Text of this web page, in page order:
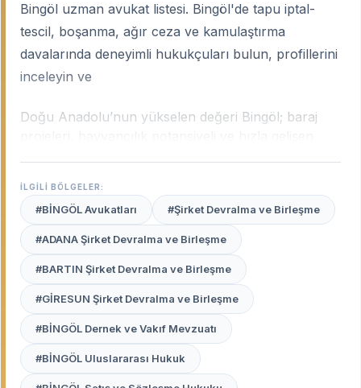
Bingöl uzman avukat listesi. Bingöl'de tapu iptal-
tescil, boşanma, ağır ceza ve kamulaştırma
davalarında deneyimli hukukçuları bulun, profillerini
inceleyin ve
Doğu Anadolu’nun yükselen değeri Bingöl; baraj
doğan yapı hukuku uyuşmazlıklarından, enerji
projeleri kaynaklı kamulaştırma davalarına kadar
pek çok konu uzmanlık gerektirir.
Bingöl uzman
avukatları
, şehrin bu dinamik yapısını, yerel
yönetim pratiklerini ve Bingöl Adliyesi’nin işleyişini en
iyi bilen, bölge halkının haklarını savunan
profesyonellerdir.
Avukat Burada
platformu, Bingöl merkez ve
ilçelerinde (Genç, Solhan, Karlıova vb.) haklarınızı
sarsılmaz bir kararlılıkla savunacak, güvenilir ve
İLGİLİ BÖLGELER:
#BİNGÖL Avukatları #Şirket Devralma ve Birleşme
#ADANA Şirket Devralma ve Birleşme
#BARTIN Şirket Devralma ve Birleşme
#GİRESUN Şirket Devralma ve Birleşme
#BİNGÖL Dernek ve Vakıf Mevzuatı
#BİNGÖL Uluslararası Hukuk